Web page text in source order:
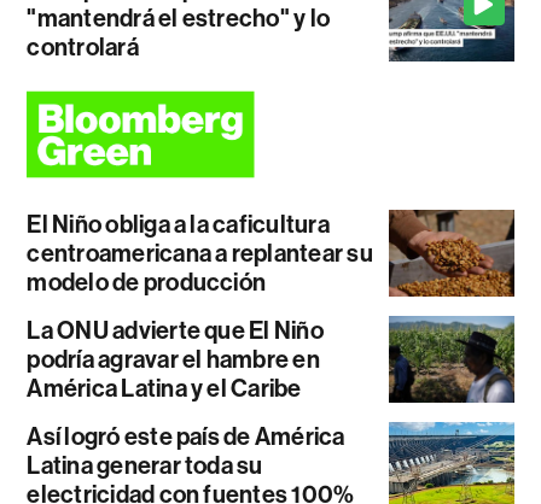
"mantendrá el estrecho" y lo
controlará
El Niño obliga a la caficultura
centroamericana a replantear su
modelo de producción
La ONU advierte que El Niño
podría agravar el hambre en
América Latina y el Caribe
Así logró este país de América
Latina generar toda su
electricidad con fuentes 100%